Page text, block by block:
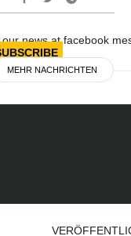
news at facebook
MEHR NACHRICHTEN